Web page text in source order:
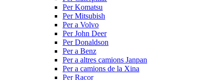
Per Komatsu
Per Mitsubish
Per a Volvo
Per John Deer
Per Donaldson
Per a Benz
Per a altres camions Janpan
Per a camions de la Xina
Per Racor